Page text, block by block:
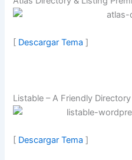
[ Descargar Tema ]
Listable – A Friendly
[ Descargar Tema ]